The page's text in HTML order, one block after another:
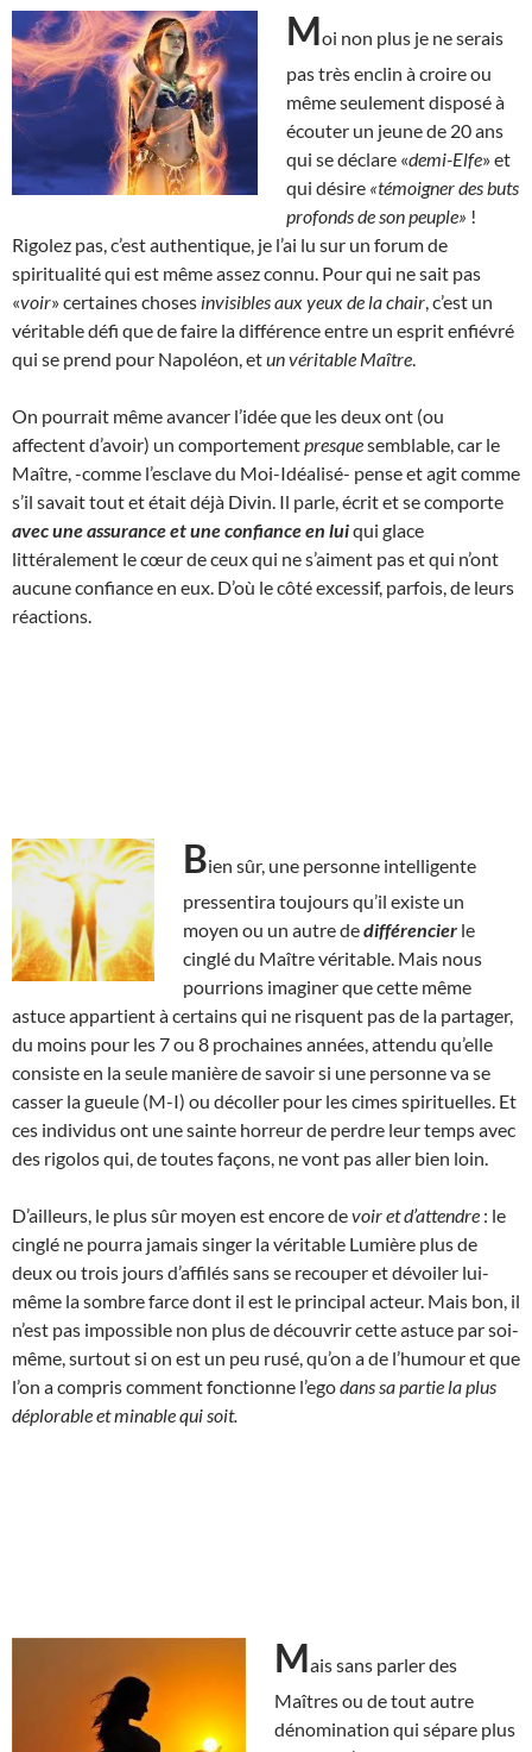
Moi non plus je ne serais
pas très enclin à croire ou
même seulement disposé à
écouter un jeune de 20 ans
qui se déclare «demi-Elfe» et
qui désire «témoigner des buts
profonds de son peuple» !
Rigolez pas, c’est authentique, je l’ai lu sur un forum de
spiritualité qui est même assez connu. Pour qui ne sait pas
«voir» certaines choses invisibles aux yeux de la chair , c’est un
véritable défi que de faire la différence entre un esprit enfiévré
qui se prend pour Napoléon, etun véritable Maître
On pourrait même avancer l’idée que les deux ont (ou
affectent d’avoir) un comportementpresquesemblable, car le
Maître, -comme l’esclave du Moi-Idéalisé- pense et agit comme
s’il savait tout et était déjà Divin. Il parle, écrit et se comporte
avec une assurance et une confiance en luiqui glace
littéralement le cœur de ceux qui ne s’aiment pas et qui n’ont
aucune confiance en eux. D’où le côté excessif, parfois, de leurs
réactions.
Bien sûr, une personne intelligente
pressentira toujours qu’il existe un
moyen ou un autre dedifférencier le
cinglé du Maître véritable. Mais nous
pourrions imaginer que cette même
astuce appartient à certains qui ne risquent pas de la partager,
du moins pour les 7 ou 8 prochaines années, attendu qu’elle
consiste en la seule manière de savoir si une personne va se
casser la gueule (M-I) ou décoller pour les cimes spirituelles. Et
ces individus ont une sainte horreur de perdre leur temps avec
des rigolos qui, de toutes façons, ne vont pas aller bien loin.
D’ailleurs, le plus sûr moyen est encore devoir et d’attendre : le
cinglé ne pourra jamais singer la véritable Lumière plus de
deux ou trois jours d’affilés sans se recouper et dévoiler lui-
même la sombre farce dont il est le principal acteur. Mais bon, il
n’est pas impossible non plus de découvrir cette astuce par soi-
même, surtout si on est un peu rusé, qu’on a de l’humour et que
l’on a compris comment fonctionne l’egodans sa partie la plus
déplorable et minable qui soit.
Mais sans parler des
Maîtres ou de tout autre
dénomination qui sépare plus